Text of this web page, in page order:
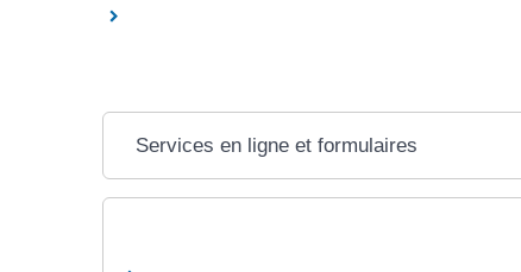
Services en ligne et formulaires